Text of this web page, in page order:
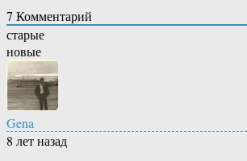
7 Комментарий
старые
новые
Gena
8 лет назад